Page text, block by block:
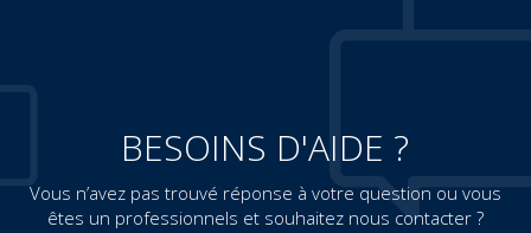
BESOINS D'AIDE ?
Vous n’avez pas trouvé réponse à votre question ou vous
êtes un professionnels et souhaitez nous contacter ?